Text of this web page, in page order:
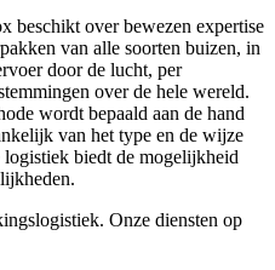
beschikt over bewezen expertise
van alle soorten buizen, in
door de lucht, per
over de hele wereld.
wordt bepaald aan de hand
van het type en de wijze
logistiek biedt de mogelijkheid
Onze diensten op